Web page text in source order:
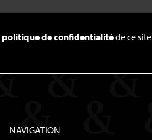
politique de confidentialitéde ce site
NAVIGATION